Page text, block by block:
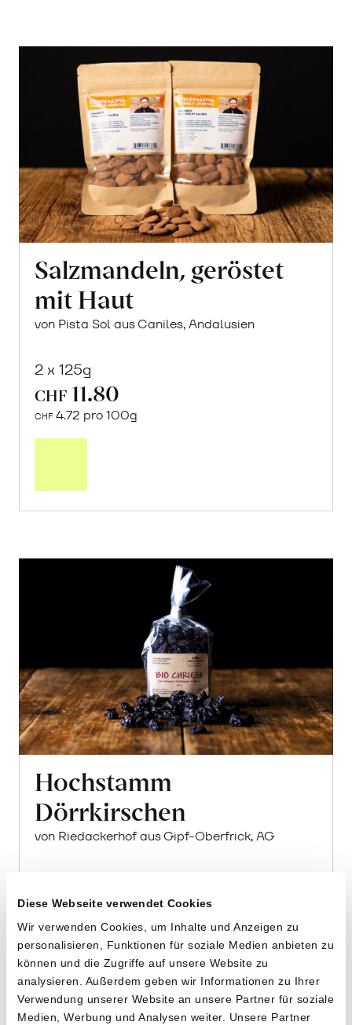
Diese Webseite verwendet Cookies
Wir verwenden Cookies, um Inhalte und Anzeigen zu
personalisieren, Funktionen für soziale Medien anbieten zu
können und die Zugriffe auf unsere Website zu
analysieren. Außerdem geben wir Informationen zu Ihrer
Verwendung unserer Website an unsere Partner für soziale
Medien, Werbung und Analysen weiter. Unsere Partner
Salzmandeln, geröstet
mit Haut
von Pista Sol aus Caniles, Andalusien
2 x 125g
CHF 11.80
CHF 4.72 pro 100g
Hochstamm
Dörrkirschen
von Riedackerhof aus Gipf-Oberfrick, AG
CHF13.40
CHF13.40 pro 100g
In
den
Warenkorb